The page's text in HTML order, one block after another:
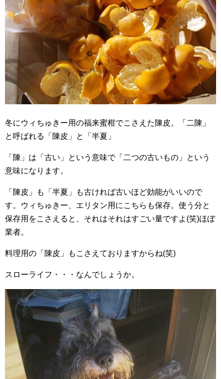
冬にウィちゅきー用の福来蜜柑でこさえた陳皮。「二陳」
と呼ばれる「陳皮」と「半夏」
「陳」は「古い」という意味で「二つの古いもの」という
意味になります。
「陳皮」も「半夏」も古ければ古いほど効能がいいので
す。ウィちゅきー、エリタン用にこちらも保存。使う分と
保存用をこさえると、それはそれはすごい量ですよ(笑)ほぼ
業者。
料理用の「陳皮」もこさえておりますからね(笑)
スローライフ・・・なんでしょうか。